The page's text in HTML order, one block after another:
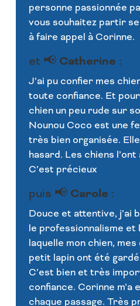
personne passionnée
vous souhaitez partir
à faire appel à Corinne.
et 📢 Catherine :
J’ai pu confier mes
toute confiance. Et
chien un peu rude sur
Nounou Coco est une
très bien organisée.
hasard. Les chiens
C’est précieux
puis 📢 Carole :
Douce et attentive, j’ai
le professionnalisme et
laquelle mon chien,
petit lapin ont été
C’est bien et très
confiance. Corinne m’a
chaque passage. Très